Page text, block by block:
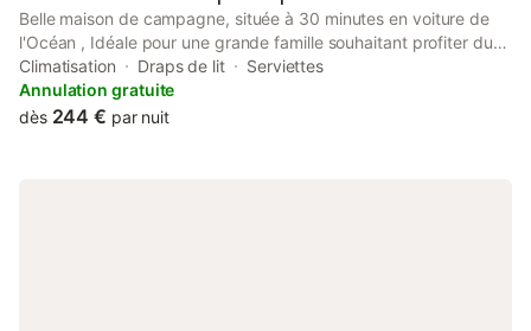
Belle maison de campagne, située à 30 minutes en voiture de
l'Océan , Idéale pour une grande famille souhaitant profiter du
calme, des activités qui sont aux alentours et du charme du
sud-ouest. Draps et serviettes de toilette inclus dans la
prestation.
Climatisation Draps de lit
Serviettes
Annulation gratuite
dès 244 € par nuit